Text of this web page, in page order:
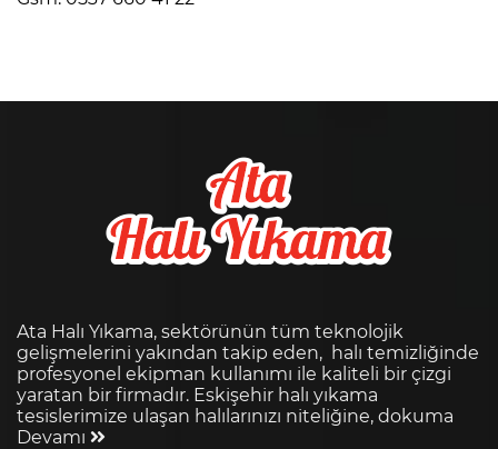
Ata Halı Yıkama, sektörünün tüm teknolojik
gelişmelerini yakından takip eden, halı temizliğinde
profesyonel ekipman kullanımı ile kaliteli bir çizgi
yaratan bir firmadır. Eskişehir halı yıkama
tesislerimize ulaşan halılarınızı niteliğine, dokuma
Devamı